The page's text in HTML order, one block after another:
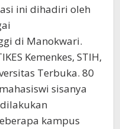
ini dihadiri oleh
di Manokwari.
Kemenkes, STIH,
Terbuka. 80
sisanya
kampus